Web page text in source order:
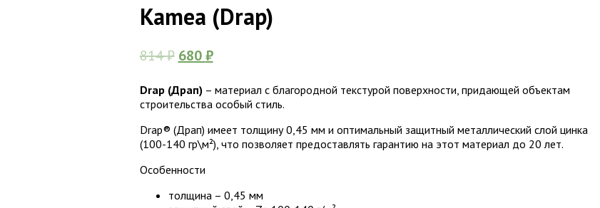
Kamea (Drap)
814₽ 680₽
Drap (Драп)– материал с благородной текстурой поверхности, придающей объектам
строительства особый стиль.
Drap® (Драп) имеет толщину 0,45 мм и оптимальный защитный металлический слой цинка
(100-140 гр\м²), что позволяет предоставлять гарантию на этот материал до 20 лет.
Особенности
толщина – 0,45 мм